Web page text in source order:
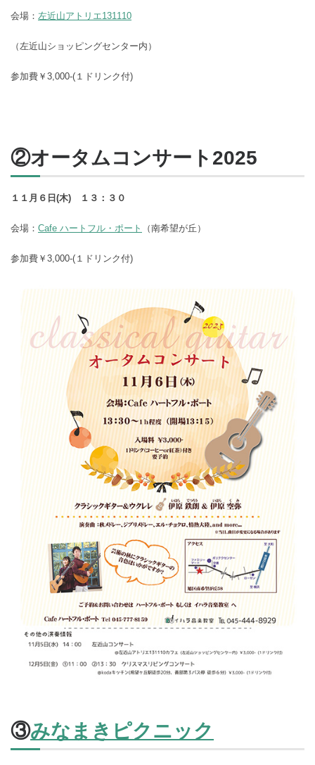
会場： 左近山アトリエ131110
（左近山ショッピングセンター内）
参加費￥3,000-(１ドリンク付)
②オータムコンサート2025
１１月６日(木) １３：３０
会場： Cafe ハートフル・ポート （南希望が丘）
参加費￥3,000-(１ドリンク付)
③みなまきピクニック